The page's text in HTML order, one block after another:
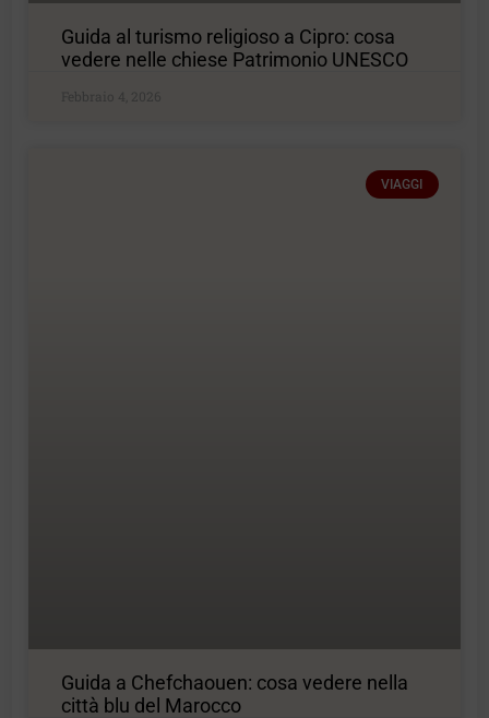
Guida al turismo religioso a Cipro: cosa
vedere nelle chiese Patrimonio UNESCO
Febbraio 4, 2026
VIAGGI
Guida a Chefchaouen: cosa vedere nella
città blu del Marocco